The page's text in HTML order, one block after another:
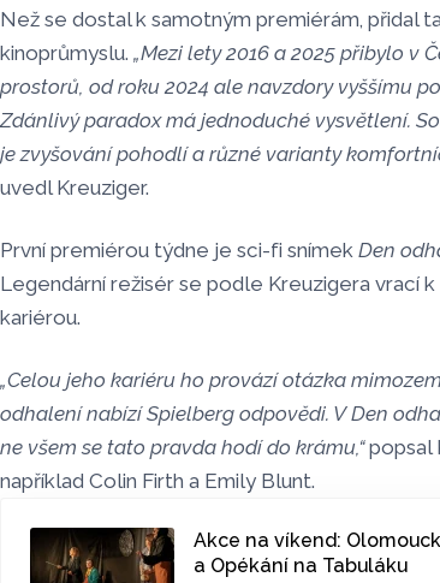
Než se dostal k samotným premiérám, přidal
kinoprůmyslu. „Mezi lety 2016 a 2025 přibylo v
prostorů, od roku 2024 ale navzdory vyššímu
Zdánlivý paradox má jednoduché vysvětlení.
je zvyšování pohodlí a různé varianty
uvedl Kreuziger.
První premiérou týdne je sci-fi snímek Den
Legendární režisér se podle Kreuzigera vrací
kariérou.
„Celou jeho kariéru ho provází otázka
odhalení nabízí Spielberg odpovědi. V Den
ne všem se tato pravda hodí do krámu,“popsal
například Colin Firth a Emily Blunt.
Akce na víkend:
a Opékání na Tabuláku